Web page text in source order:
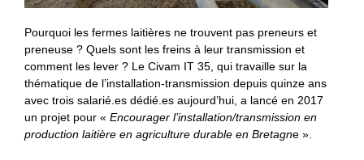
Pourquoi les fermes laitières ne trouvent pas preneurs et
preneuse ? Quels sont les freins à leur transmission et
comment les lever ? Le Civam IT 35, qui travaille sur la
thématique de l’installation-transmission depuis quinze ans
avec trois salarié.es dédié.es aujourd’hui, a lancé en 2017
un projet pour « Encourager l’installation/transmission en
production laitière en agriculture durable en Bretagne ».